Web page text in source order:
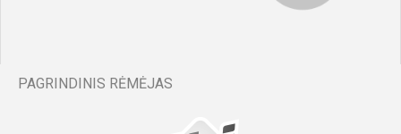
PAGRINDINIS RĖMĖJAS